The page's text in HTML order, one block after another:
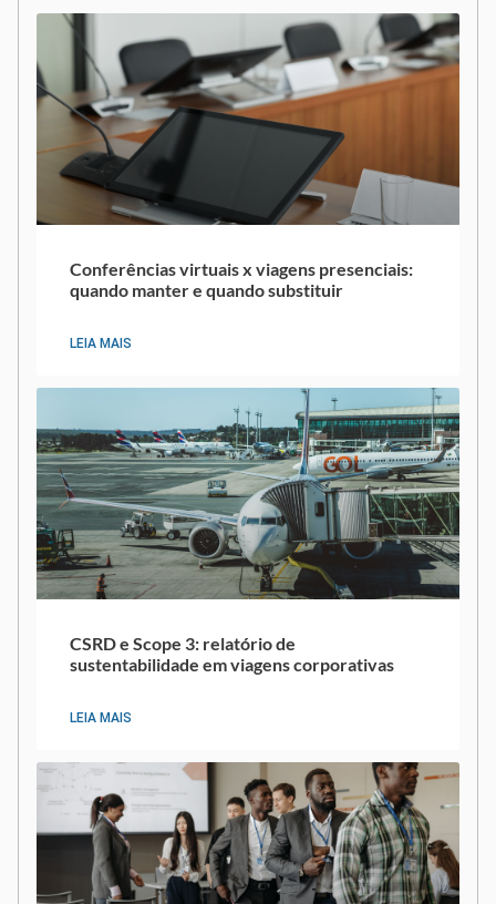
Conferências virtuais x viagens presenciais:
quando manter e quando substituir
LEIA MAIS
CSRD e Scope 3: relatório de
sustentabilidade em viagens corporativas
LEIA MAIS